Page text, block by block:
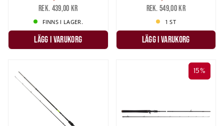
Rek. 439,00 kr
FINNS I LAGER.
LÄGG I VARUKORG
Rek. 549,00 kr
1 ST
LÄGG I VARUKORG
15%